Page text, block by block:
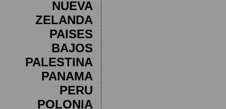
NUEVA
ZELANDA
PAISES
BAJOS
PALESTINA
PANAMA
PERU
POLONIA